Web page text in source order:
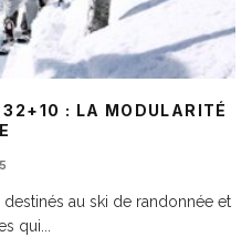
32+10 : LA MODULARITÉ
au ski de randonnée et
qui